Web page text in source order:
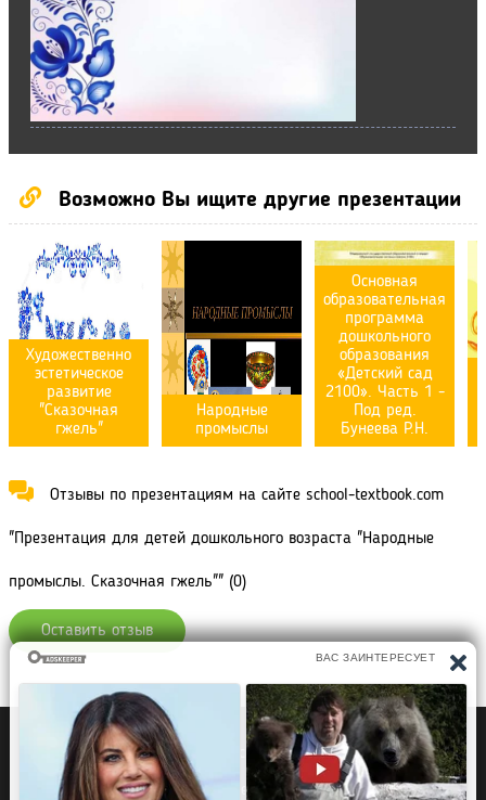
Возможно Вы ищите другие презентации
Художественно
эстетическое
развитие
"Сказочная
гжель"
Народные
промыслы
Основная
образовательная
программа
дошкольного
образования
«Детский сад
2100». Часть 1 -
Под ред.
Бунеева Р.Н.
Отзывы по презентациям на сайте school-textbook.com
"Презентация для детей дошкольного возраста "Народные
промыслы. Сказочная гжель"" (0)
Оставить отзыв
Политика конфиденциальности
Правообладателям
Рефераты Дипломы Курсовые работы